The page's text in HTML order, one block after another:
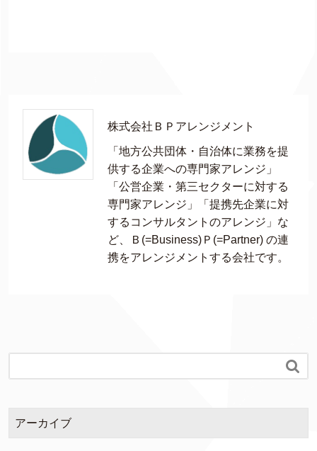
株式会社ＢＰアレンジメント
「地方公共団体・自治体に業務を提
供する企業への専門家アレンジ」
「公営企業・第三セクターに対する
専門家アレンジ」「提携先企業に対
するコンサルタントのアレンジ」な
ど、Ｂ(=Business)Ｐ(=Partner) の連
携をアレンジメントする会社です。

アーカイブ